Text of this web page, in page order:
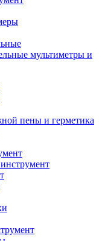
мультиметры и
пены и герметика